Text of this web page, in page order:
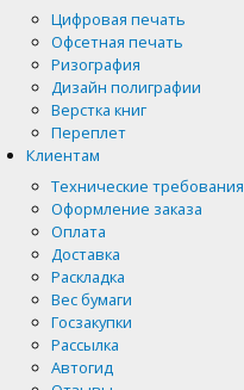
Цифровая печать
Офсетная печать
Ризография
Дизайн полиграфии
Верстка книг
Переплет
Клиентам
Технические требования
Оформление заказа
Оплата
Доставка
Раскладка
Вес бумаги
Госзакупки
Рассылка
Автогид